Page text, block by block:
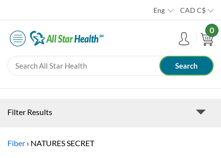
Eng CAD C$
0
Filter Results
Fiber › NATURES SECRET